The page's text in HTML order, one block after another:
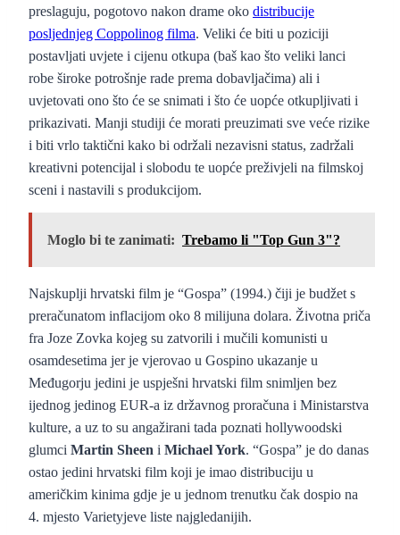
preslaguju, pogotovo nakon drame oko distribucije
posljednjeg Coppolinog filma. Veliki će biti u poziciji
postavljati uvjete i cijenu otkupa (baš kao što veliki lanci
robe široke potrošnje rade prema dobavljačima) ali i
uvjetovati ono što će se snimati i što će uopće otkupljivati i
prikazivati. Manji studiji će morati preuzimati sve veće rizike
i biti vrlo taktični kako bi održali nezavisni status, zadržali
kreativni potencijal i slobodu te uopće preživjeli na filmskoj
sceni i nastavili s produkcijom.
Moglo bi te zanimati: Trebamo li "Top Gun 3"?
Najskuplji hrvatski film je “Gospa” (1994.) čiji je budžet s
preračunatom inflacijom oko 8 milijuna dolara. Životna priča
fra Joze Zovka kojeg su zatvorili i mučili komunisti u
osamdesetima jer je vjerovao u Gospino ukazanje u
Međugorju jedini je uspješni hrvatski film snimljen bez
ijednog jedinog EUR-a iz državnog proračuna i Ministarstva
kulture, a uz to su angažirani tada poznati hollywoodski
glumci Martin Sheen i Michael York. “Gospa” je do danas
ostao jedini hrvatski film koji je imao distribuciju u
američkim kinima gdje je u jednom trenutku čak dospio na
4. mjesto Varietyjeve liste najgledanijih.